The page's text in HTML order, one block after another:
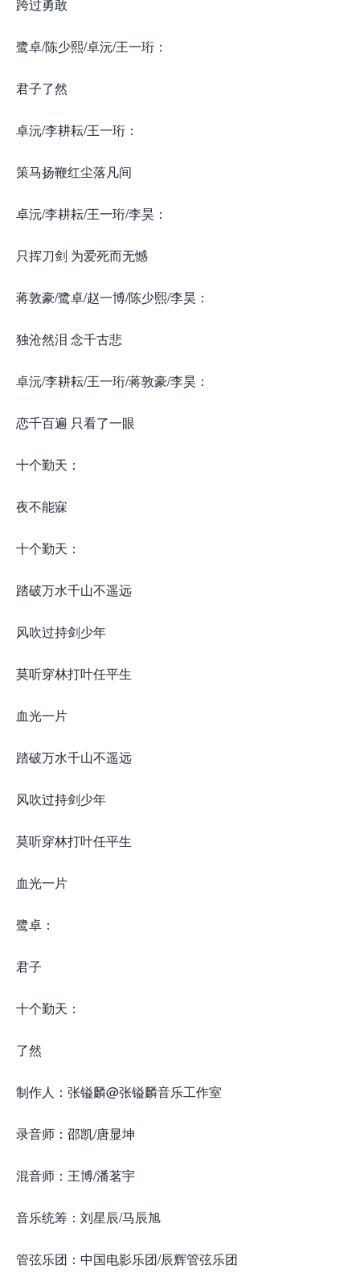
跨过勇敢
鹭卓/陈少熙/卓沅/王一珩：
君子了然
卓沅/李耕耘/王一珩：
策马扬鞭红尘落凡间
卓沅/李耕耘/王一珩/李昊：
只挥刀剑 为爱死而无憾
蒋敦豪/鹭卓/赵一博/陈少熙/李昊：
独沧然泪 念千古悲
卓沅/李耕耘/王一珩/蒋敦豪/李昊：
恋千百遍 只看了一眼
十个勤天：
夜不能寐
十个勤天：
踏破万水千山不遥远
风吹过持剑少年
莫听穿林打叶任平生
血光一片
踏破万水千山不遥远
风吹过持剑少年
莫听穿林打叶任平生
血光一片
鹭卓：
君子
十个勤天：
了然
制作人：张镒麟@张镒麟音乐工作室
录音师：邵凯/唐显坤
混音师：王博/潘茗宇
音乐统筹：刘星辰/马辰旭
管弦乐团：中国电影乐团/辰辉管弦乐团